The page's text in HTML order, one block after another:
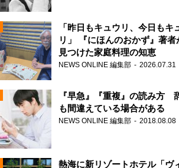
「昨日もキュウリ、今日もキ
リ」 『にほんのおかず』著者
見つけた家庭料理の知恵
NEWS ONLINE 編集部 2026.07.31
『早急』『重複』の読み方
も間違えている場合がある
NEWS ONLINE 編集部 2018.08.08
熱海に新リゾートホテル「ヴ